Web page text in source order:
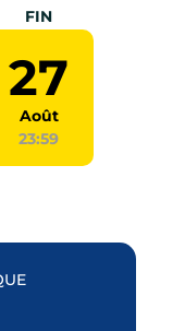
FIN
27
Août
23:59